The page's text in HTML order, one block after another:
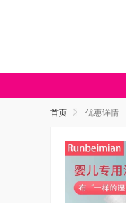
首页 优惠详情